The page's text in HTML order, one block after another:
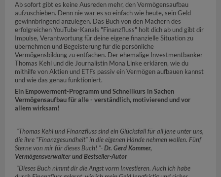
Ab sofort gibt es keine Ausreden mehr, den Vermögensaufbau
aufzuschieben. Denn nie war es so einfach wie heute, sein Geld
gewinnbringend anzulegen. Das Buch von den Machern des
erfolgreichen YouTube-Kanals "Finanzfluss" holt dich ab und gibt dir
Impulse, Verantwortung für deine eigene finanzielle Situation zu
übernehmen und Begeisterung für die persönliche
Vermögensbildung zu entfachen. Der ehemalige Investmentbanker
Thomas Kehl und die Journalistin Mona Linke erklären, wie du
mithilfe von Aktien und ETFs passiv ein Vermögen aufbauen kannst
und wie das genau funktioniert.
Ein Empowerment-Programm und Schnellkurs in Sachen
Vermögensaufbau für alle - verständlich, motivierend und vor
allem wirksam!
"Thomas Kehl und Finanzfluss sind ein Glücksfall für all jene unter uns,
die ihre "Finanzgesundheit" in die eigenen Hände nehmen wollen. Fünf
Sterne von mir für dieses Buch! "-Dr. Gerd Kommer,
Vermögensverwalter und Bestseller-Autor
"Dieses Buch nimmt dir die Angst vorm Investieren. Auch ich habe